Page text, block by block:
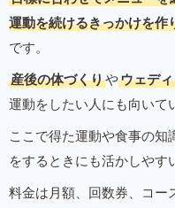
運動を続けるきっかけを作
です。
産後の体づくりやウェデ
運動をしたい人にも向いて
ここで得た運動や食事の知
をするときにも活かしやす
料金は月額、回数券、コー